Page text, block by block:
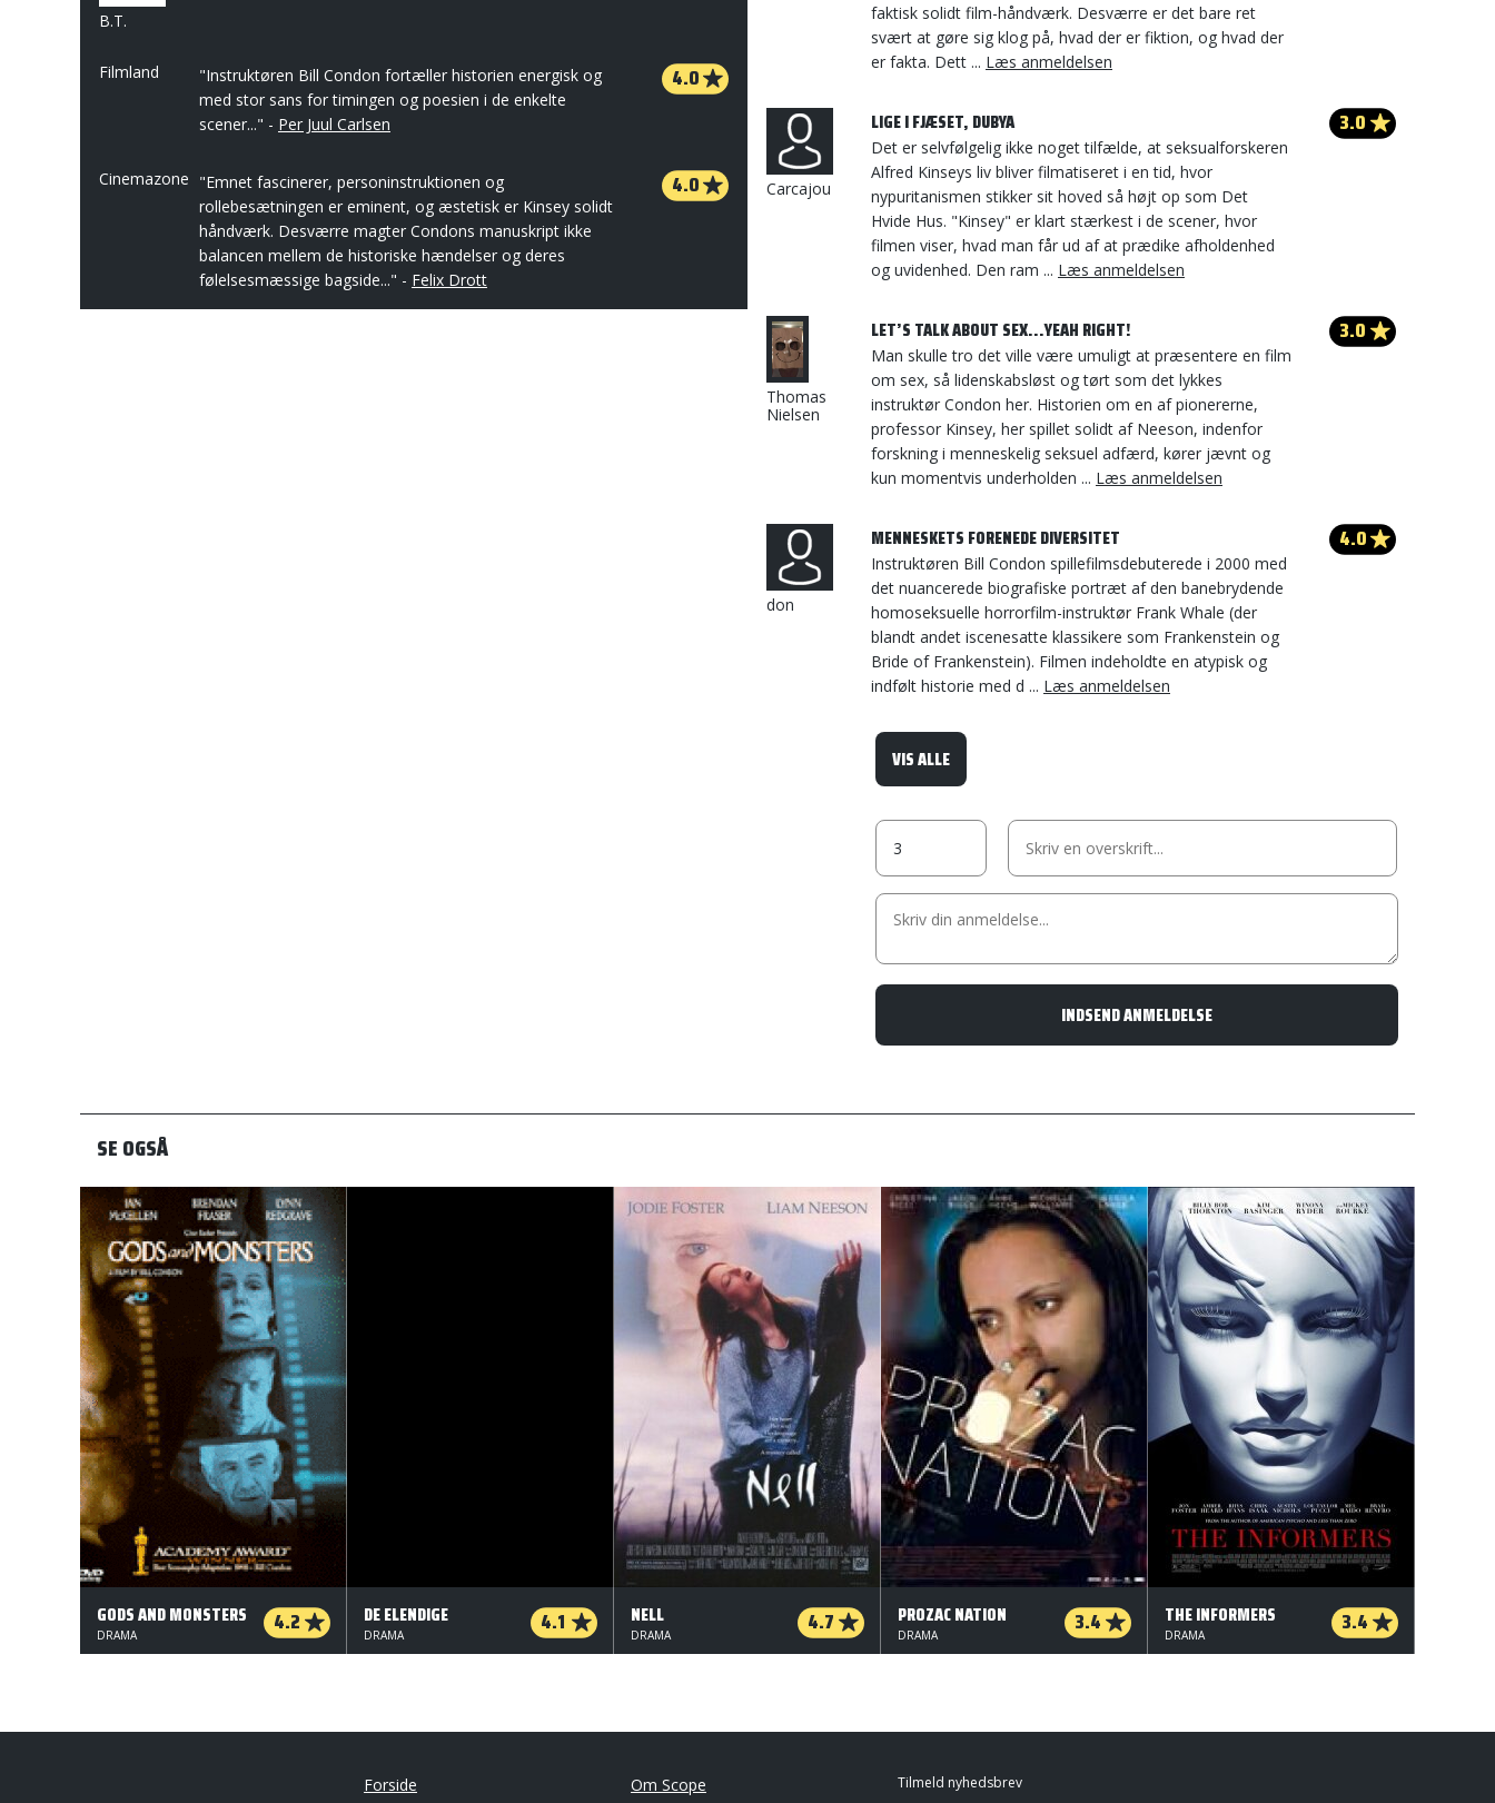
B.T.
Filmland
"Instruktøren Bill Condon fortæller historien energisk og
med stor sans for timingen og poesien i de enkelte
scener..." - Per Juul Carlsen
4.0
Cinemazone "Emnet fascinerer, personinstruktionen og
rollebesætningen er eminent, og æstetisk er Kinsey solidt
håndværk. Desværre magter Condons manuskript ikke
balancen mellem de historiske hændelser og deres
følelsesmæssige bagside..." - Felix Drott
4.0
faktisk solidt film-håndværk. Desværre er det bare ret
svært at gøre sig klog på, hvad der er fiktion, og hvad der
er fakta. Dett ... Læs anmeldelsen
Carcajou
LIGE I FJÆSET, DUBYA
Det er selvfølgelig ikke noget tilfælde, at seksualforskeren
Alfred Kinseys liv bliver filmatiseret i en tid, hvor
nypuritanismen stikker sit hoved så højt op som Det
Hvide Hus. "Kinsey" er klart stærkest i de scener, hvor
filmen viser, hvad man får ud af at prædike afholdenhed
og uvidenhed. Den ram ... Læs anmeldelsen
3.0
Thomas
Nielsen
LET’S TALK ABOUT SEX...YEAH RIGHT!
Man skulle tro det ville være umuligt at præsentere en film
om sex, så lidenskabsløst og tørt som det lykkes
instruktør Condon her. Historien om en af pionererne,
professor Kinsey, her spillet solidt af Neeson, indenfor
forskning i menneskelig seksuel adfærd, kører jævnt og
kun momentvis underholden ... Læs anmeldelsen
3.0
don
MENNESKETS FORENEDE DIVERSITET
Instruktøren Bill Condon spillefilmsdebuterede i 2000 med
det nuancerede biografiske portræt af den banebrydende
homoseksuelle horrorfilm-instruktør Frank Whale (der
blandt andet iscenesatte klassikere som Frankenstein og
Bride of Frankenstein). Filmen indeholdte en atypisk og
indfølt historie med d ... Læs anmeldelsen
4.0
VIS ALLE
SE OGSÅ
GODS AND MONSTERS 4.2
DRAMA
DE ELENDIGE 4.1
DRAMA
NELL 4.7
DRAMA
PROZAC NATION 3.4
DRAMA
THE INFORMERS 3.4
DRAMA
Forside Om Scope Tilmeld nyhedsbrev